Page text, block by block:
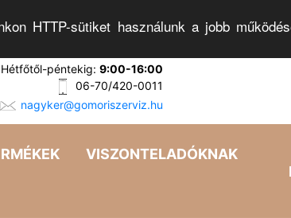
HTTP-sütiket használunk a jobb
péntekig: 9:00-16:00
06-70/420-0011
nagyker@gomoriszerviz.hu
VISZONTELADÓKNAK